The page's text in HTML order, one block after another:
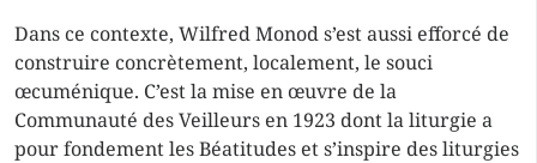
Dans ce contexte, Wilfred Monod s’est aussi efforcé de
construire concrètement, localement, le souci
œcuménique. C’est la mise en œuvre de la
Communauté des Veilleurs en 1923 dont la liturgie a
pour fondement les Béatitudes et s’inspire des liturgies